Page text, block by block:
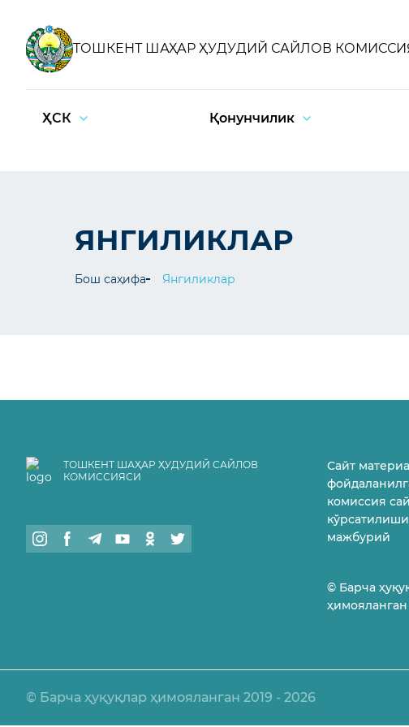
ТОШКЕНТ ШАҲАР ҲУДУДИЙ САЙЛОВ
ҲСК Қонунчилик
ЯНГИЛИКЛАР
Бош саҳифа Янгиликлар
ТОШКЕНТ ШАҲАР ҲУДУДИЙ САЙЛОВ
КОМИССИЯСИ
Сайт
комиссия
кўрсатилиши
мажбурий
© Барча
ҳимояланган
© Барча ҳуқуқлар ҳимояланган 2019 - 2026